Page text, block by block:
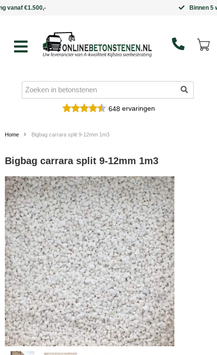
648ervaringen
Home Bigbag carrara split 9-12mm 1m3
Bigbag carrara split 9-12mm 1m3